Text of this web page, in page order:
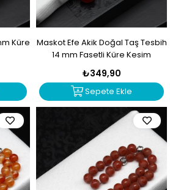
Küre
Maskot Efe Akik Doğal Taş Tesbih
14 mm Fasetli Küre Kesim
₺349,90
Sepete Ekle